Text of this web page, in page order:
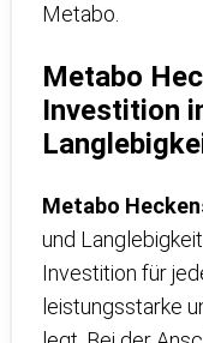
Metabo.
Metabo
Investition
Metabo
und
Investition für
leistungsstarke